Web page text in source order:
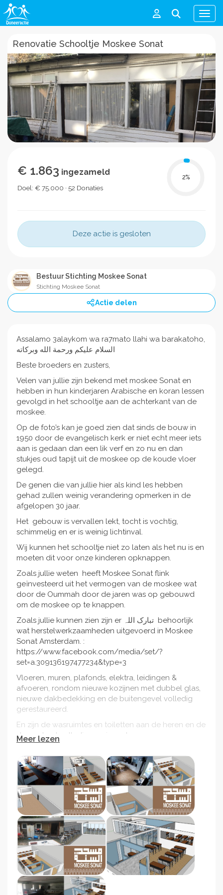
Menu
Renovatie Schooltje Moskee Sonat
€ 1.863 ingezameld
Doel: € 75.000 · 52 Donaties
2%
Deze actie is gesloten
Bestuur Stichting Moskee Sonat
Stichting Moskee Sonat
Actie delen
Assalamo 3alaykom wa ra7mato llahi wa barakatoho,
السلام عليكم ورحمة الله وبركاته
Beste broeders en zusters,
Velen van jullie zijn bekend met moskee Sonat en
hebben in hun kinderjaren Arabische en koran lessen
gevolgd in het schooltje aan de achterkant van de
moskee.
Op de foto’s kan je goed zien dat sinds de bouw in
1950 door de evangelisch kerk er niet echt meer iets
aan is gedaan dan een lik verf en zo nu en dan
stukjes oud tapijt uit de moskee op de koude vloer
gelegd.
De genen die van jullie hier als kind les hebben
gehad zullen weinig verandering opmerken in de
afgelopen 30 jaar.
Het gebouw is vervallen lekt, tocht is vochtig,
schimmelig en er is weinig lichtinval.
Wij kunnen het schooltje niet zo laten als het nu is en
moeten dit voor onze kinderen opknappen.
Zoals jullie weten heeft Moskee Sonat flink
geïnvesteerd uit het vermogen van de moskee wat
door de Oummah door de jaren was op gebouwd
om de moskee op te knappen.
Zoals jullie kunnen zien zijn er تبارک اللہ behoorlijk
wat herstelwerkzaamheden uitgevoerd in Moskee
Sonat Amsterdam. :
https://www.facebook.com/media/set/?
set=a.309136197477234&type=3
Vloeren, muren, plafonds, elektra, leidingen &
afvoeren, rondom nieuwe kozijnen met dubbel glas,
nieuwe dakbedekking en de buitengevel volledig
gerestaureerd.
En zijn de wasruimtes en toiletten aan de heren en de
dames kant volledig vernieuwd.
betrokken bij het geheel en kan deze worden
vergroot om zo meer plek te creëren.
Ook is er vloerverwarming aangebracht, nieuw tapijt
gelegd en een geheel nieuwe geluidsinstallatie
geïnstalleerd, etc, etc.
Dit alles is mogelijk gemaakt met de wil van Allah,
Alhamdulillah
Moskee Sonat heeft geen inzamelingen gehouden
voor deze grote werkzaamheden maar bekostigd
met het geld dat over de jaren was opgebouwd door
Jamaat van moskee Sonat.
Meer lezen